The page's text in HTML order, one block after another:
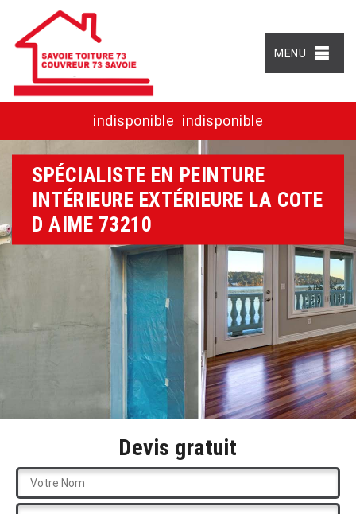
MENU
indisponible indisponible
SPÉCIALISTE EN PEINTURE
INTÉRIEURE EXTÉRIEURE LA COTE
D AIME 73210
Devis gratuit